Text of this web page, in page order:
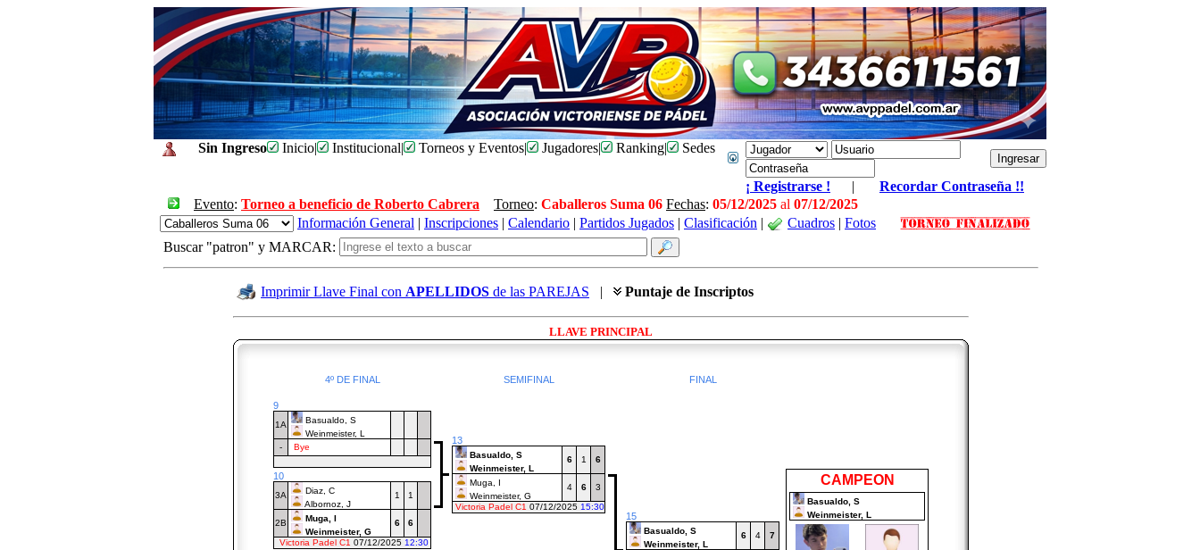
Sin Ingreso Inicio| Institucional| Torneos y Eventos| Jugadores| Ranking| Sedes
¡ Registrarse ! | Recordar Contraseña !!
Evento: Torneo a beneficio de Roberto Cabrera Torneo: Caballeros Suma 06 Fechas: 05/12/2025 al 07/12/2025
Información General | Inscripciones | Calendario | Partidos Jugados | Clasificación | Cuadros | Fotos
Buscar "patron" y MARCAR:
Imprimir Llave Final con APELLIDOS de las PAREJAS | Puntaje de Inscriptos
LLAVE PRINCIPAL
4º DE FINAL SEMIFINAL FINAL
9
1A
Basualdo, S
Weinmeister, L
-
Bye
13
Basualdo, S
Weinmeister, L
6 1 6
Muga, I
Weinmeister, G
4 6
3
Victoria Padel C1 07/12/2025 15:30
15
Basualdo, S
Weinmeister, L
6 4 7
CAMPEON
Basualdo, S
Weinmeister, L
10
3A
Diaz, C
Albornoz, J
1 1
2B
Muga, I
Weinmeister, G
6
6
Victoria Padel C1 07/12/2025 12:30